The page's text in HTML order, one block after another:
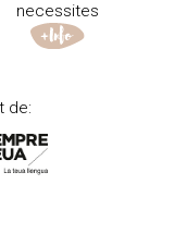
necessites
de: